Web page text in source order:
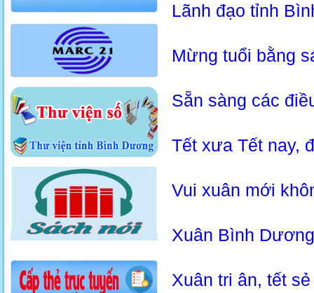
Lãnh đạo tỉnh
Mừng tuổi bằng
Sẵn sàng các
Tết xưa Tết nay,
Vui xuân mới
Xuân Bình
Xuân tri ân, tết